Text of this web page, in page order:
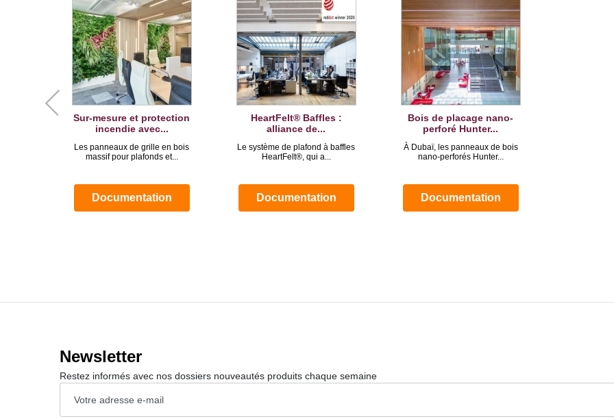
Sur-mesure et protection
incendie avec...
Les panneaux de grille en bois
massif pour plafonds et...
Documentation
HeartFelt® Baffles :
alliance de...
Le système de plafond à baffles
HeartFelt®, qui a...
Documentation
Bois de placage nano-
perforé Hunter...
À Dubaï, les panneaux de bois
nano-perforés Hunter...
Documentation
Newsletter
Restez informés avec nos dossiers nouveautés produits chaque semaine